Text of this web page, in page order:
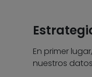
En primer
nuestros